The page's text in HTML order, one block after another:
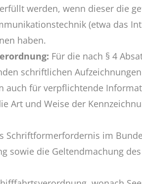
werden, wenn dieser die
(etwa das
haben.
Für die nach § 4
schriftlichen
auch für verpflichtende
Art und Weise der
Schriftformerfordernis im
sowie die Geltendmachung